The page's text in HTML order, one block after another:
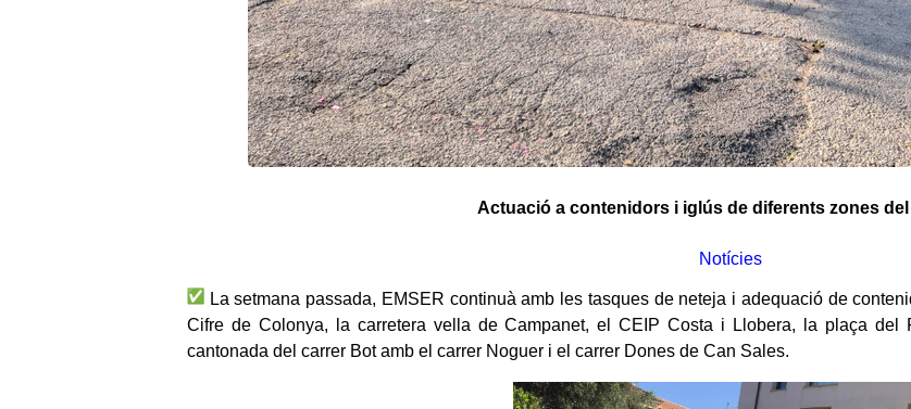
Actuació a contenidors i iglús de diferents zones
Notícies
La setmana passada, EMSER continuà amb les tasques de neteja i adequació de
Cifre de Colonya, la carretera vella de Campanet, el CEIP Costa i Llobera, la plaça del
cantonada del carrer Bot amb el carrer Noguer i el carrer Dones de Can Sales.